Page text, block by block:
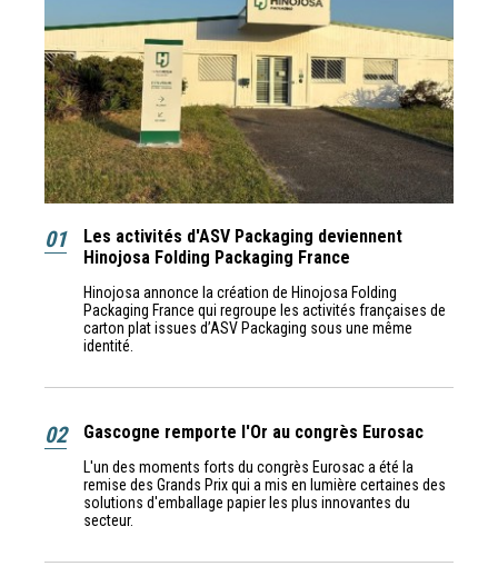
01
Les activités d'ASV Packaging deviennent
Hinojosa Folding Packaging France
Hinojosa annonce la création de Hinojosa Folding
Packaging France qui regroupe les activités françaises de
carton plat issues d’ASV Packaging sous une même
identité.
02 Gascogne remporte l'Or au congrès Eurosac
L'un des moments forts du congrès Eurosac a été la
remise des Grands Prix qui a mis en lumière certaines des
solutions d'emballage papier les plus innovantes du
secteur.